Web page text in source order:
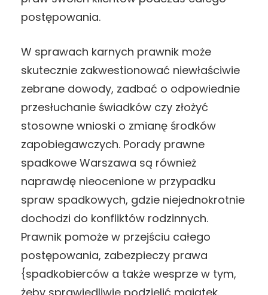
postępowania.
W sprawach karnych prawnik może
skutecznie zakwestionować niewłaściwie
zebrane dowody, zadbać o odpowiednie
przesłuchanie świadków czy złożyć
stosowne wnioski o zmianę środków
zapobiegawczych. Porady prawne
spadkowe Warszawa są również
naprawdę nieocenione w przypadku
spraw spadkowych, gdzie niejednokrotnie
dochodzi do konfliktów rodzinnych.
Prawnik pomoże w przejściu całego
postępowania, zabezpieczy prawa
{spadkobierców a także wesprze w tym,